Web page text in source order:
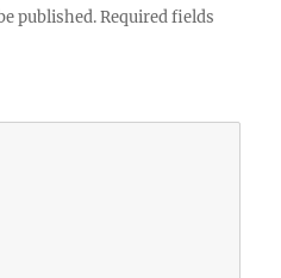
published. Required fields